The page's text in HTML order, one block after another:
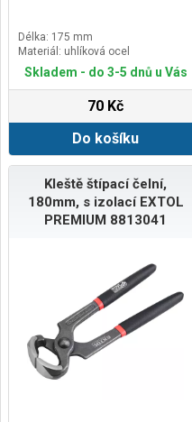
Délka: 175 mm
Materiál: uhlíková ocel
Skladem - do 3-5 dnů u Vás
70 Kč
Do košíku
Kleště štípací čelní,
180mm, s izolací EXTOL
PREMIUM 8813041